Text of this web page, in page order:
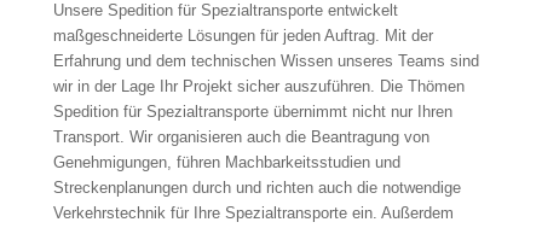
Unsere Spedition für Spezialtransporte entwickelt
maßgeschneiderte Lösungen für jeden Auftrag. Mit der
Erfahrung und dem technischen Wissen unseres Teams sind
wir in der Lage Ihr Projekt sicher auszuführen. Die Thömen
Spedition für Spezialtransporte übernimmt nicht nur Ihren
Transport. Wir organisieren auch die Beantragung von
Genehmigungen, führen Machbarkeitsstudien und
Streckenplanungen durch und richten auch die notwendige
Verkehrstechnik für Ihre Spezialtransporte ein. Außerdem